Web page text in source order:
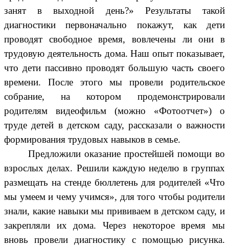
занят в выходной день?» Результаты такой
диагностики первоначально покажут, как дети
проводят свободное время, вовлечены ли они в
трудовую деятельность дома. Наш опыт показывает,
что дети пассивно проводят большую часть своего
времени. После этого мы провели родительское
собрание, на котором продемонстрировали
родителям видеофильм (можно «Фотоотчет») о
труде детей в детском саду, рассказали о важности
формирования трудовых навыков в семье.
Предложили оказание простейшей помощи во
взрослых делах. Решили каждую неделю в группах
размещать на стенде бюллетень для родителей «Что
мы умеем и чему учимся», для того чтобы родители
знали, какие навыки мы прививаем в детском саду, и
закрепляли их дома. Через некоторое время мы
вновь провели диагностику с помощью рисунка.